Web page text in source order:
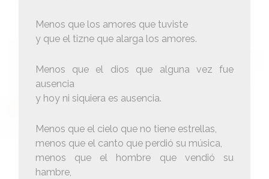
Menos que los amores que tuviste
y que el tizne que alarga los amores.
Menos que el dios que alguna vez fue
ausencia
y hoy ni siquiera es ausencia.
Menos que el cielo que no tiene estrellas,
menos que el canto que perdió su música,
menos que el hombre que vendió su
hambre,